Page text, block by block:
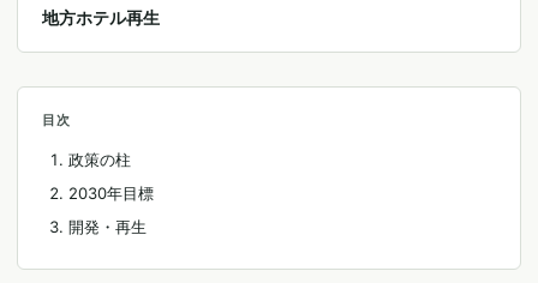
地方ホテル再生
目次
政策の柱
2030年目標
開発・再生